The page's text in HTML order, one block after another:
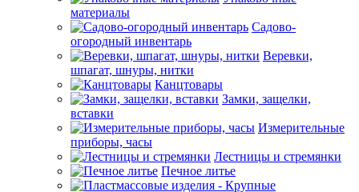
материалы
Садово-
огородный инвентарь
Веревки,
шпагат, шнуры, нитки
Канцтовары
Замки, защелки,
вставки
Измерительные
приборы, часы
Лестницы и стремянки
Печное литье